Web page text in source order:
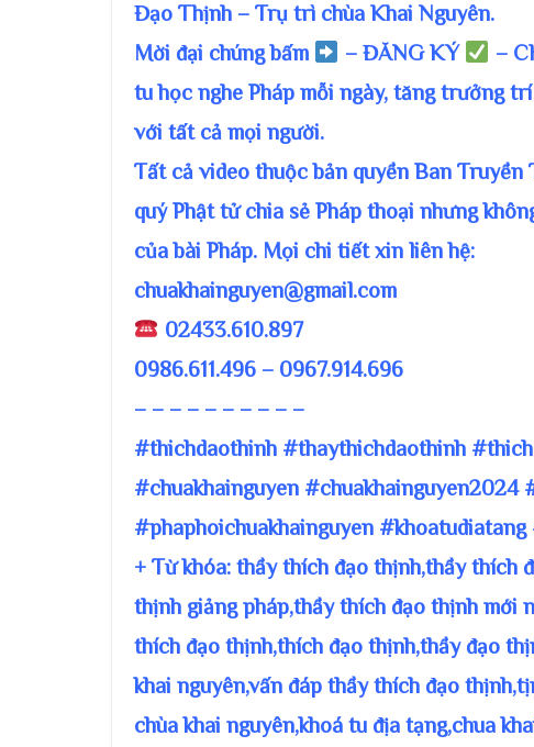
Đạo Thịnh – Trụ trì chùa Khai Nguyên.
Mời đại chúng bấm
– ĐĂNG KÝ –
tu học nghe Pháp mỗi ngày, tăng trưởng
với tất cả mọi người.
Tất cả video thuộc bản quyền Ban Truyền
quý Phật tử chia sẻ Pháp thoại nhưng
của bài Pháp. Mọi chi tiết xin liên hệ:
chuakhainguyen@gmail.com
02433.610.897
0986.611.496 – 0967.914.696
– – – – – – – – – –
#thichdaothinh #thaythichdaothinh
#chuakhainguyen #chuakhainguyen2024
#phaphoichuakhainguyen
+ Từ khóa: thầy thích đạo thịnh,thầy thích
thịnh giảng pháp,thầy thích đạo thịnh mới
thích đạo thịnh,thích đạo thịnh,thầy đạo
khai nguyên,vấn đáp thầy thích đạo
chùa khai nguyên,khoá tu địa tạng,chua